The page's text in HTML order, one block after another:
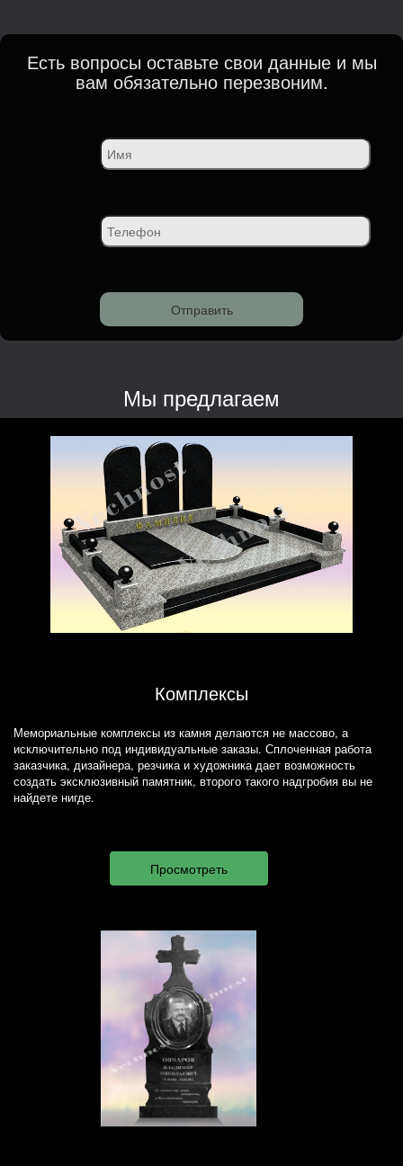
Есть вопросы оставьте свои данные и мы
вам обязательно перезвоним.
Мы предлагаем
Комплексы
Мемориальные комплексы из камня делаются не массово, а
исключительно под индивидуальные заказы. Сплоченная работа
заказчика, дизайнера, резчика и художника дает возможность
создать эксклюзивный памятник, второго такого надгробия вы не
найдете нигде.